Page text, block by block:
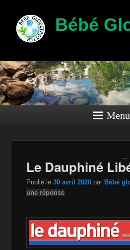
Bébé
Menu
←
Le Dauphiné
Publié le30 avril 2020 par Bébé
une réponse